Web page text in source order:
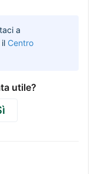
a
Centro
utile?